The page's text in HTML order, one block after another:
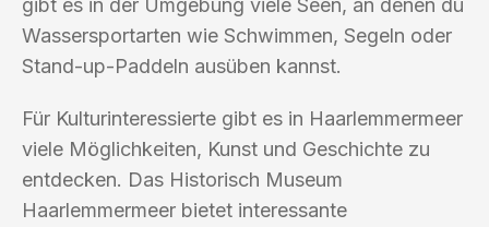
gibt es in der Umgebung viele Seen, an denen du
Wassersportarten wie Schwimmen, Segeln oder
Stand-up-Paddeln ausüben kannst.
Für Kulturinteressierte gibt es in Haarlemmermeer
viele Möglichkeiten, Kunst und Geschichte zu
entdecken. Das Historisch Museum
Haarlemmermeer bietet interessante